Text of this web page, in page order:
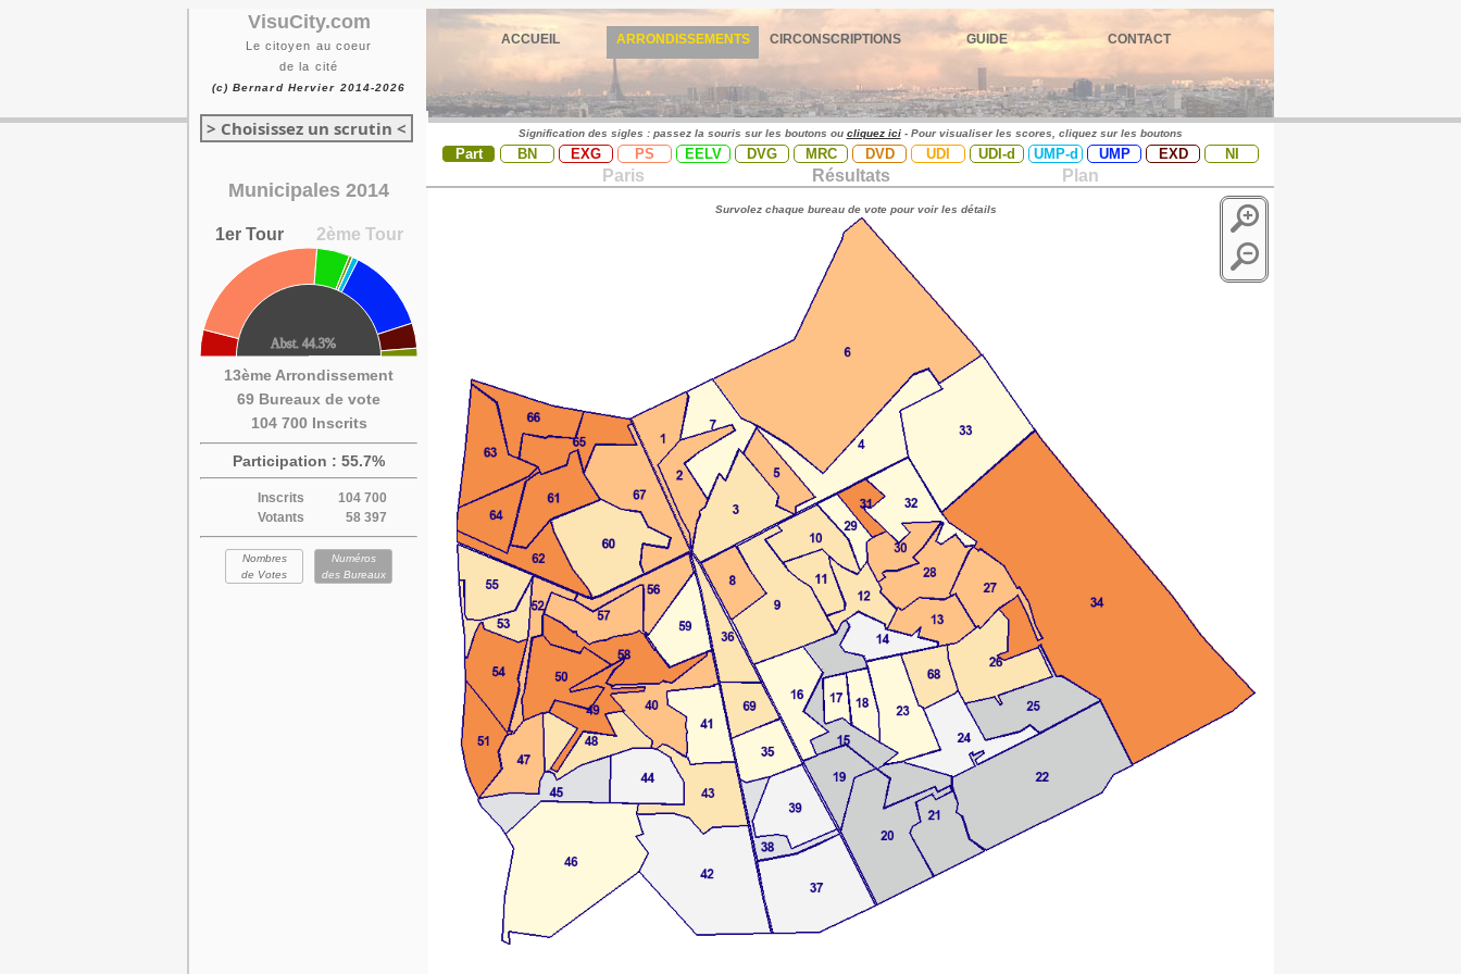
VisuCity.com
Le citoyen au coeur
de la cité
(c) Bernard Hervier 2014-2026
ACCUEIL ARRONDISSEMENTS CIRCONSCRIPTIONS GUIDE CONTACT
> Choisissez un scrutin <
Municipales 2014
1er Tour 2ème Tour
13ème Arrondissement
69 Bureaux de vote
104 700 Inscrits
Participation : 55.7%
Inscrits
104 700
Votants
58 397
Nombres
de Votes
Numéros
des Bureaux
Signification des sigles : passez la souris sur les boutons ou cliquez ici- Pour visualiser les scores, cliquez sur les boutons
Part BN EXG PS EELV DVG MRC DVD UDI UDI-d UMP-d UMP EXD NI
Paris Résultats Plan
Survolez chaque bureau de vote pour voir les détails